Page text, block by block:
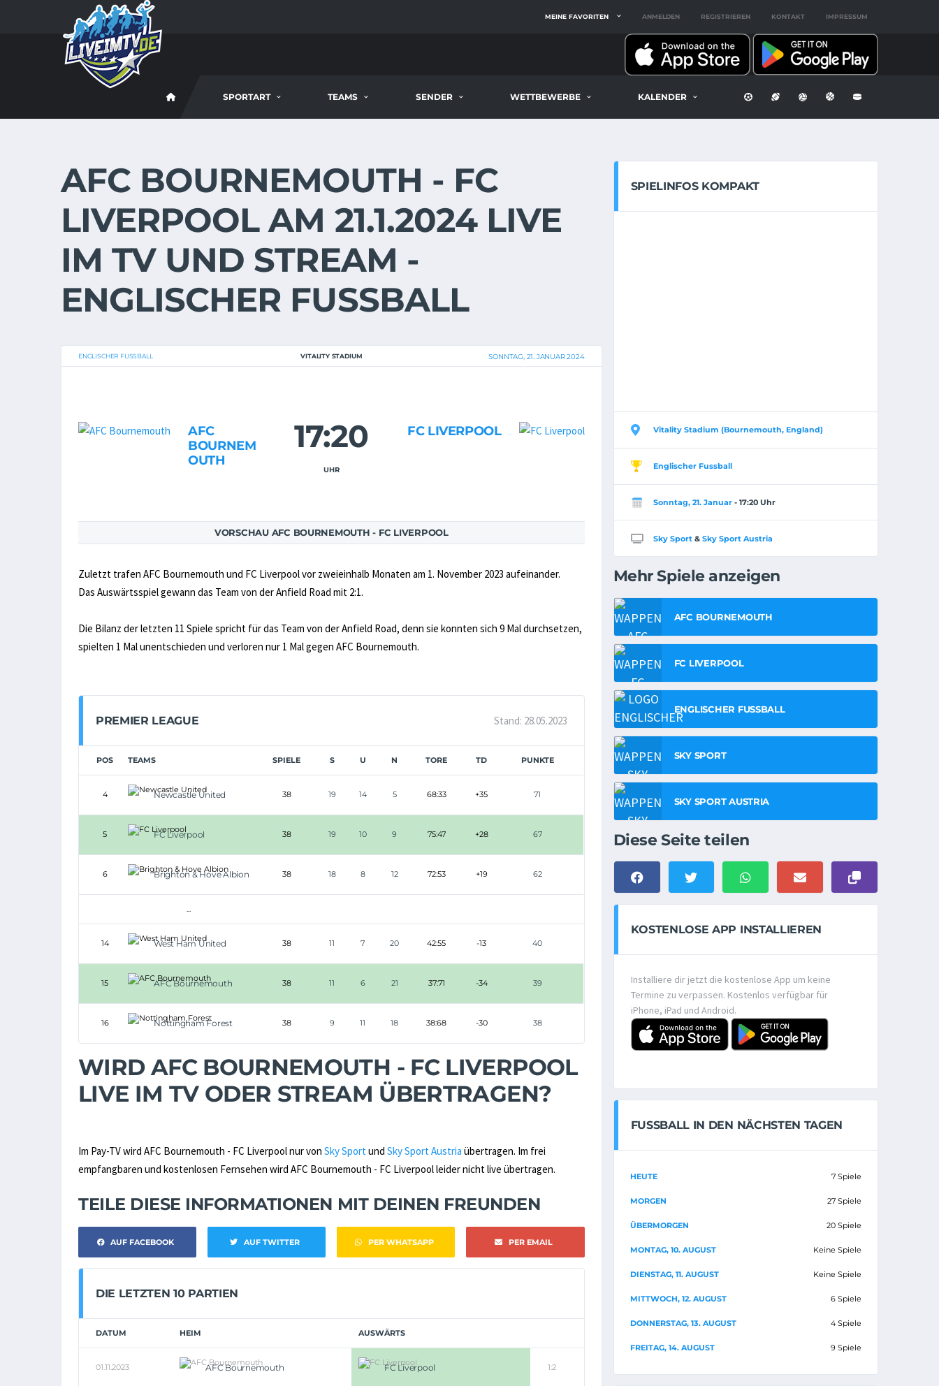
MEINE FAVORITEN ANMELDEN REGISTRIEREN KONTAKT IMPRESSUM
SPORTART TEAMS SENDER WETTBEWERBE KALENDER
AFC BOURNEMOUTH - FC
LIVERPOOL AM 21.1.2024 LIVE
IM TV UND STREAM -
ENGLISCHER FUSSBALL
ENGLISCHER FUSSBALL VITALITY STADIUM SONNTAG, 21. JANUAR 2024
AFC
BOURNEM
OUTH
17:20
UHR
FC LIVERPOOL
VORSCHAU AFC BOURNEMOUTH - FC LIVERPOOL
Zuletzt trafen AFC Bournemouth und FC Liverpool vor zweieinhalb Monaten am 1. November 2023 aufeinander.
Das Auswärtsspiel gewann das Team von der Anfield Road mit 2:1.
Die Bilanz der letzten 11 Spiele spricht für das Team von der Anfield Road, denn sie konnten sich 9 Mal durchsetzen,
spielten 1 Mal unentschieden und verloren nur 1 Mal gegen AFC Bournemouth.
PREMIER LEAGUE Stand: 28.05.2023
POS TEAMS SPIELE S U N TORE TD PUNKTE
4 Newcastle United 38 19 14 5 68:33 +35 71
5 FC Liverpool 38 19 10 9 75:47 +28 67
6 Brighton & Hove Albion 38 18 8 12 72:53 +19 62
...
14 West Ham United 38 11 7 20 42:55 -13 40
15 AFC Bournemouth 38 11 6 21 37:71 -34 39
16 Nottingham Forest 38 9 11 18 38:68 -30 38
WIRD AFC BOURNEMOUTH - FC LIVERPOOL
LIVE IM TV ODER STREAM ÜBERTRAGEN?
Im Pay-TV wird AFC Bournemouth - FC Liverpool nur von Sky Sportund Sky Sport Austria übertragen. Im frei
empfangbaren und kostenlosen Fernsehen wird AFC Bournemouth - FC Liverpool leider nicht live übertragen.
TEILE DIESE INFORMATIONEN MIT DEINEN FREUNDEN
AUF FACEBOOK AUF TWITTER PER WHATSAPP PER EMAIL
DIE LETZTEN 10 PARTIEN
DATUM HEIM AUSWÄRTS
01.11.2023 AFC Bournemouth FC Liverpool 1:2
SPIELINFOS KOMPAKT
Vitality Stadium (Bournemouth, England)
Englischer Fussball
Sonntag, 21. Januar- 17:20 Uhr
Sky Sport& Sky Sport Austria
Mehr Spiele anzeigen
AFC BOURNEMOUTH
FC LIVERPOOL
ENGLISCHER FUSSBALL
SKY SPORT
SKY SPORT AUSTRIA
Diese Seite teilen
KOSTENLOSE APP INSTALLIEREN
Installiere dir jetzt die kostenlose App um keine
Termine zu verpassen. Kostenlos verfügbar für
iPhone, iPad und Android.
FUSSBALL IN DEN NÄCHSTEN TAGEN
HEUTE 7 Spiele
MORGEN 27 Spiele
ÜBERMORGEN 20 Spiele
MONTAG, 10. AUGUST Keine Spiele
DIENSTAG, 11. AUGUST Keine Spiele
MITTWOCH, 12. AUGUST 6 Spiele
DONNERSTAG, 13. AUGUST 4 Spiele
FREITAG, 14. AUGUST 9 Spiele